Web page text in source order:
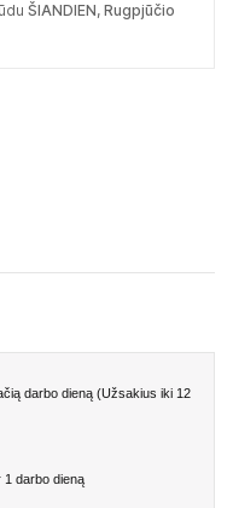
ŠIANDIEN, Rugpjūčio
darbo dieną (Užsakius iki 12
1 darbo dieną